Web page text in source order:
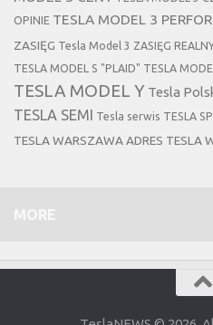
OPINIE TESLA MODEL 3
ZASIĘG Tesla Model 3 ZASIĘG
TESLA MODEL S "PLAID" TESLA
TESLA MODEL Y Tesla
TESLA SEMI Tesla serwis TESLA
TESLA WARSZAWA ADRES TESLA
MORE